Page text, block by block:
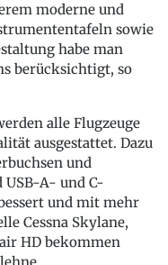
moderne und
sowie
habe man
berücksichtigt, so
alle Flugzeuge
ausgestattet. Dazu
und
USB-A- und C-
und mit mehr
Cessna Skylane,
HD bekommen